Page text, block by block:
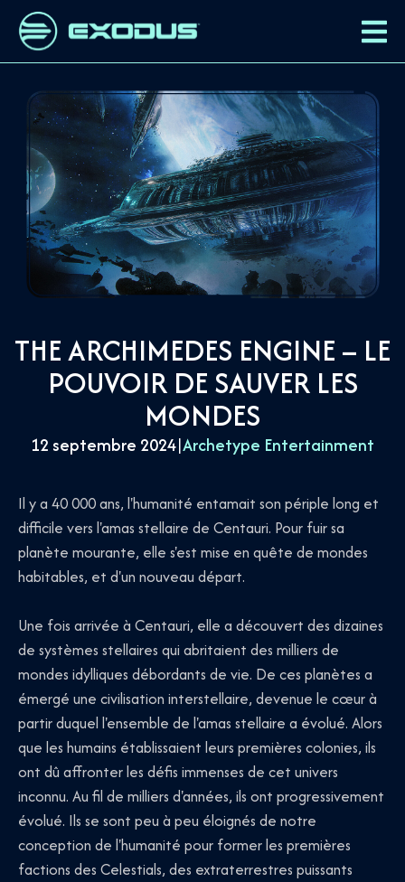
THE ARCHIMEDES ENGINE – LE
POUVOIR DE SAUVER LES
MONDES
12 septembre 2024|Archetype Entertainment
Il y a 40 000 ans, l'humanité entamait son périple long et
difficile vers l'amas stellaire de Centauri. Pour fuir sa
planète mourante, elle s'est mise en quête de mondes
habitables, et d'un nouveau départ.
Une fois arrivée à Centauri, elle a découvert des dizaines
de systèmes stellaires qui abritaient des milliers de
mondes idylliques débordants de vie. De ces planètes a
émergé une civilisation interstellaire, devenue le cœur à
partir duquel l'ensemble de l'amas stellaire a évolué. Alors
que les humains établissaient leurs premières colonies, ils
ont dû affronter les défis immenses de cet univers
inconnu. Au fil de milliers d'années, ils ont progressivement
évolué. Ils se sont peu à peu éloignés de notre
conception de l'humanité pour former les premières
factions des Celestials, des extraterrestres puissants